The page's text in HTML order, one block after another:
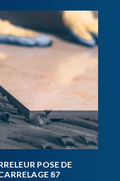
POSE DE
87